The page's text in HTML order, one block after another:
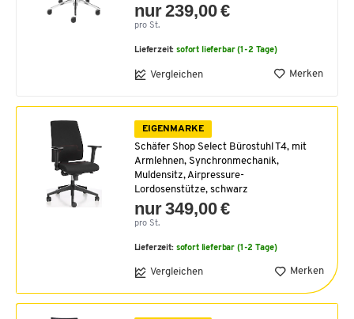
nur 239,00 €
pro St.
Lieferzeit:sofort lieferbar (1-2 Tage)
Vergleichen Merken
EIGENMARKE
Schäfer Shop Select Bürostuhl T4, mit
Armlehnen, Synchronmechanik,
Muldensitz, Airpressure-
Lordosenstütze, schwarz
nur 349,00 €
pro St.
Lieferzeit: sofort lieferbar (1-2 Tage)
Vergleichen Merken